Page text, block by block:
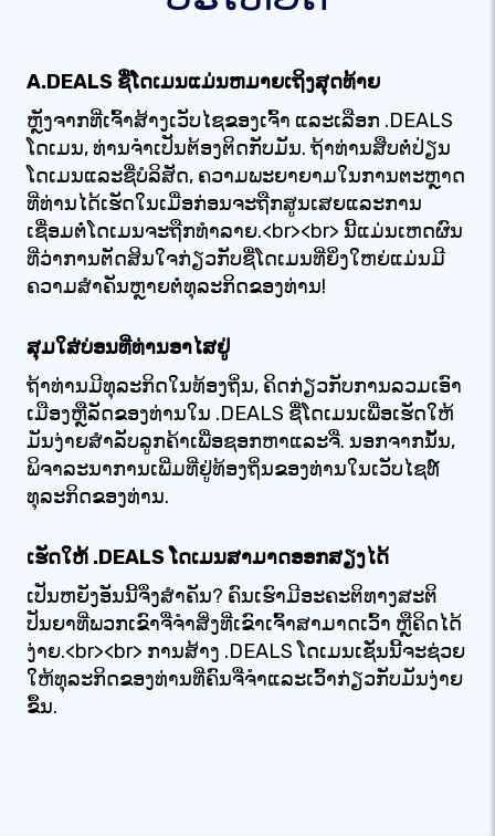
A.DEALS ຊື່ໂດເມນແມ່ນຫມາຍເຖິງສຸດທ້າຍ
ຫຼັງຈາກທີ່ເຈົ້າສ້າງເວັບໄຊຂອງເຈົ້າ ແລະເລືອກ .DEALS
ໂດເມນ, ທ່ານຈໍາເປັນຕ້ອງຕິດກັບມັນ. ຖ້າທ່ານສືບຕໍ່ປ່ຽນ
ໂດເມນແລະຊື່ບໍລິສັດ, ຄວາມພະຍາຍາມໃນການຕະຫຼາດ
ທີ່ທ່ານໄດ້ເຮັດໃນເມື່ອກ່ອນຈະຖືກສູນເສຍແລະການ
ເຊື່ອມຕໍ່ໂດເມນຈະຖືກທໍາລາຍ.<br><br> ນີ້ແມ່ນເຫດຜົນ
ທີ່ວ່າການຕັດສິນໃຈກ່ຽວກັບຊື່ໂດເມນທີ່ຍິ່ງໃຫຍ່ແມ່ນມີ
ຄວາມສໍາຄັນຫຼາຍຕໍ່ທຸລະກິດຂອງທ່ານ!
ສຸມໃສ່ບ່ອນທີ່ທ່ານອາໄສຢູ່
ຖ້າທ່ານມີທຸລະກິດໃນທ້ອງຖິ່ນ, ຄິດກ່ຽວກັບການລວມເອົາ
ເມືອງຫຼືລັດຂອງທ່ານໃນ .DEALS ຊື່ໂດເມນເພື່ອເຮັດໃຫ້
ມັນງ່າຍສໍາລັບລູກຄ້າເພື່ອຊອກຫາແລະຈື່. ນອກຈາກນັ້ນ,
ພິຈາລະນາການເພີ່ມທີ່ຢູ່ທ້ອງຖິ່ນຂອງທ່ານໃນເວັບໄຊທ໌
ທຸລະກິດຂອງທ່ານ.
ເຮັດໃຫ້ .DEALS ໂດເມນສາມາດອອກສຽງໄດ້
ເປັນຫຍັງອັນນີ້ຈຶ່ງສຳຄັນ? ຄົນເຮົາມີອະຄະຕິທາງສະຕິ
ປັນຍາທີ່ພວກເຂົາຈື່ຈຳສິ່ງທີ່ເຂົາເຈົ້າສາມາດເວົ້າ ຫຼືຄິດໄດ້
ງ່າຍ.<br><br> ການສ້າງ .DEALS ໂດເມນເຊັ່ນນີ້ຈະຊ່ວຍ
ໃຫ້ທຸລະກິດຂອງທ່ານທີ່ຄົນຈື່ຈໍາແລະເວົ້າກ່ຽວກັບມັນງ່າຍ
ຂຶ້ນ.